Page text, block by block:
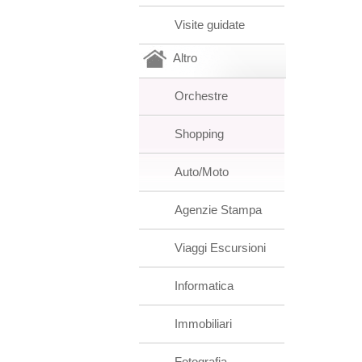
Visite guidate
Altro
Orchestre
Shopping
Auto/Moto
Agenzie Stampa
Viaggi Escursioni
Informatica
Immobiliari